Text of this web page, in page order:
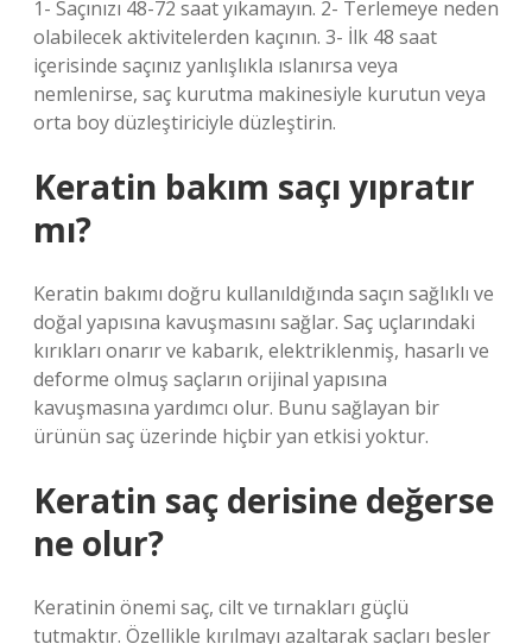
1- Saçınızı 48-72 saat yıkamayın. 2- Terlemeye neden
olabilecek aktivitelerden kaçının. 3- İlk 48 saat
içerisinde saçınız yanlışlıkla ıslanırsa veya
nemlenirse, saç kurutma makinesiyle kurutun veya
orta boy düzleştiriciyle düzleştirin.
Keratin bakım saçı yıpratır
mı?
Keratin bakımı doğru kullanıldığında saçın sağlıklı ve
doğal yapısına kavuşmasını sağlar. Saç uçlarındaki
kırıkları onarır ve kabarık, elektriklenmiş, hasarlı ve
deforme olmuş saçların orijinal yapısına
kavuşmasına yardımcı olur. Bunu sağlayan bir
ürünün saç üzerinde hiçbir yan etkisi yoktur.
Keratin saç derisine değerse
ne olur?
Keratinin önemi saç, cilt ve tırnakları güçlü
tutmaktır. Özellikle kırılmayı azaltarak saçları besler